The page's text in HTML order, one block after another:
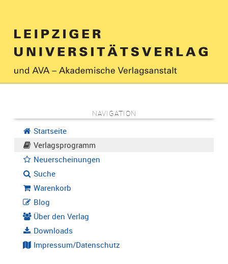
NAVIGATION
Startseite
Verlagsprogramm
Neuerscheinungen
Suche
Warenkorb
Blog
Über den Verlag
Downloads
Impressum/Datenschutz